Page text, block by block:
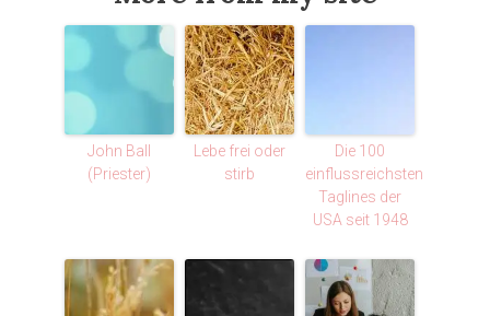
John Ball
(Priester)
Lebe frei oder
stirb
Die 100
einflussreichsten
Taglines der
USA seit 1948